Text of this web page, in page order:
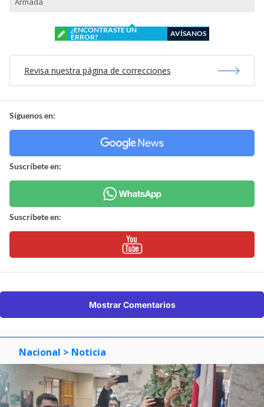
¿ENCONTRASTE UN
ERROR?
AVÍSANOS
Revisa nuestra página de correcciones
Síguenos en:
Suscríbete en:
Suscríbete en:
Mostrar Comentarios
Nacional > Noticia